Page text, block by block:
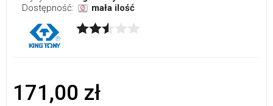
Dostępność:
mała ilość
171,00 zł